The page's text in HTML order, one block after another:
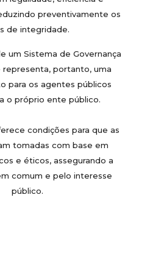
preventivamente os
de integridade.
um Sistema de Governança
representa, portanto, uma
para os agentes públicos
o próprio ente público.
condições para que as
tomadas com base em
e éticos, assegurando a
comum e pelo interesse
público.